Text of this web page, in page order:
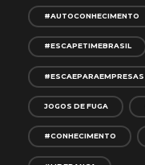
#AUTOCONHECIMENTO
#ESCAPETIMEBRASIL
#ESCAEPARAEMPRESAS
JOGOS DE FUGA
#CONHECIMENTO